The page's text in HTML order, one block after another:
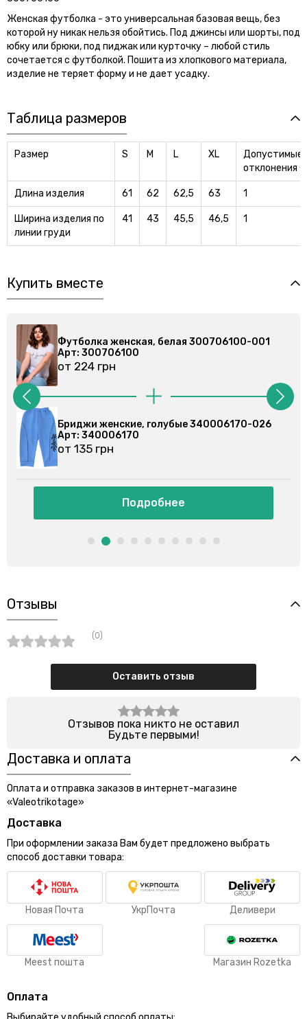
Женская футболка - это универсальная базовая вещь, без
которой ну никак нельзя обойтись. Под джинсы или шорты, под
юбку или брюки, под пиджак или курточку – любой стиль
сочетается с футболкой. Пошита из хлопкового материала,
изделие не теряет форму и не дает усадку.
Таблица размеров
Размер S M L XL
Допустимые
отклонения
Длина изделия 61 62 62,5 63 1
Ширина изделия по
линии груди
41 43 45,5 46,5 1
Купить вместе
женская, белая 300706100-001
300706100
224 грн
женские, голубые 340006170-026
340006170
135 грн
Подробнее
Отзывы
(0)
Оставить отзыв
Отзывов пока никто не оставил
Будьте первыми!
Доставка и оплата
Оплата и отправка заказов в интернет-магазине
«Valeotrikotage»
Доставка
При оформлении заказа Вам будет предложено выбрать
способ доставки товара:
Новая Почта УкрПочта Деливери
Meest пошта Магазин Rozetka
Оплата